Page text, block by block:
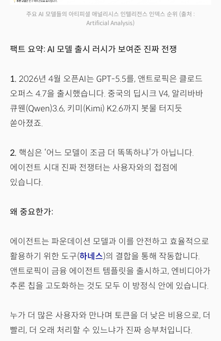
주요 AI 모델들의 아티피셜 애널리시스 인텔리전스 인덱스 순위 (출처 :
Artificial Analysis)
팩트 요약: AI 모델 출시 러시가 보여준 진짜 전쟁
1. 2026년 4월 오픈AI는 GPT-5.5를, 앤트로픽은 클로드
오퍼스 4.7을 출시했습니다. 중국의 딥시크 V4, 알리바바
큐웬(Qwen)3.6, 키미(Kimi) K2.6까지 봇물 터지듯
쏟아졌죠.
2. 핵심은 ‘어느 모델이 조금 더 똑똑하냐’가 아닙니다.
에이전트 시대 진짜 전쟁터는 사용자와의 접점에
있습니다.
왜 중요한가:
에이전트는 파운데이션 모델과 이를 안전하고 효율적으로
활용하기 위한 도구(하네스)의 결합을 통해 작동합니다.
앤트로픽이 금융 에이전트 템플릿을 출시하고, 엔비디아가
추론 칩을 고도화하는 것도 모두 이 방정식 안에 있습니다.
누가 더 많은 사용자와 만나며 토큰을 더 낮은 비용으로, 더
빨리, 더 오래 처리할 수 있느냐가 진짜 승부처입니다.